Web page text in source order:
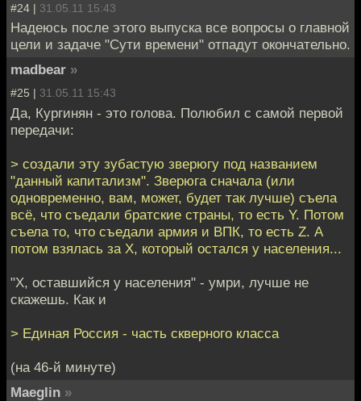
#24 | 31.05.11 15:43
Надеюсь после этого выпуска все вопросы о главной
цели и задаче "Сути времени" отпадут окончательно.
madbear »
#25 | 31.05.11 15:43
Да, Кургинян - это голова. Полюбил с самой первой
передачи:
> создали эту зубастую зверюгу под названием
"данный капитализм". Зверюга сначала (или
одновременно, вам, может, будет так лучше) съела
всё, что съедали братские страны, то есть Y. Потом
съела то, что съедали армия и ВПК, то есть Z. А
потом взялась за X, который остался у населения...
"Х, оставшийся у населения" - умри, лучше не
скажешь. Как и
> Единая Россия - часть скверного класса
(на 46-й минуте)
Maeglin »